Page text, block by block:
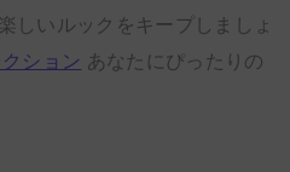
しいルックをキープしましょ
ション あなたにぴったりの